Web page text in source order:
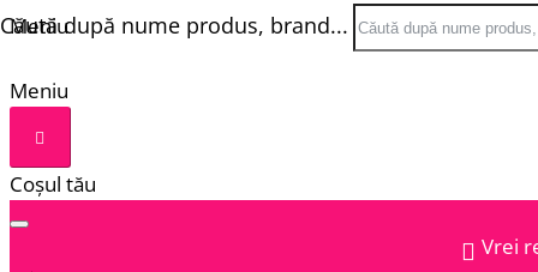
Meniu
Meniu
Coșul tău
Vrei
Căută după nume produs, brand...